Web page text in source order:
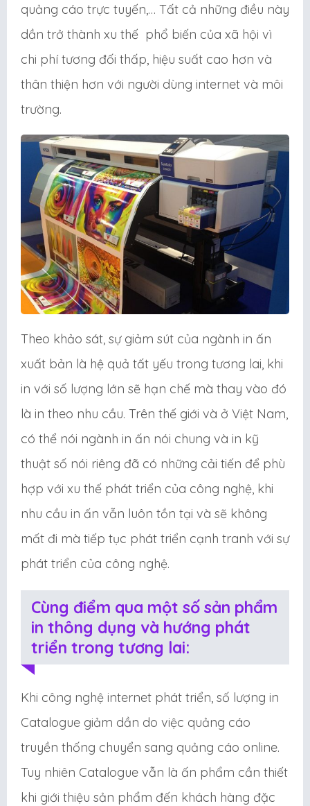
quảng cáo trực tuyến,… Tất cả những điều này
dần trở thành xu thế phổ biến của xã hội vì
chi phí tương đối thấp, hiệu suất cao hơn và
thân thiện hơn với người dùng internet và môi
trường.
Theo khảo sát, sự giảm sút của ngành in ấn
xuất bản là hệ quả tất yếu trong tương lai, khi
in với số lượng lớn sẽ hạn chế mà thay vào đó
là in theo nhu cầu. Trên thế giới và ở Việt Nam,
có thể nói ngành in ấn nói chung và in kỹ
thuật số nói riêng đã có những cải tiến để phù
hợp với xu thế phát triển của công nghệ, khi
nhu cầu in ấn vẫn luôn tồn tại và sẽ không
mất đi mà tiếp tục phát triển cạnh tranh với sự
phát triển của công nghệ.
Cùng điểm qua một số sản phẩm
in thông dụng và hướng phát
triển trong tương lai:
Khi công nghệ internet phát triển, số lượng in
Catalogue giảm dần do việc quảng cáo
truyền thống chuyển sang quảng cáo online.
Tuy nhiên Catalogue vẫn là ấn phẩm cần thiết
khi giới thiệu sản phẩm đến khách hàng đặc